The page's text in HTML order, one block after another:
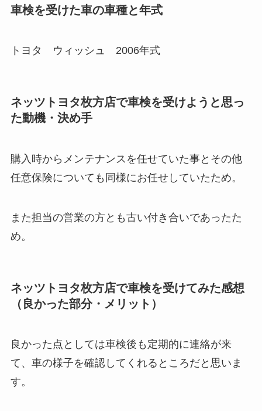
車検を受けた車の車種と年式
トヨタ ウィッシュ 2006年式
ネッツトヨタ枚方店で車検を受けようと思っ
た動機・決め手
購入時からメンテナンスを任せていた事とその他
任意保険についても同様にお任せしていたため。
また担当の営業の方とも古い付き合いであったた
め。
ネッツトヨタ枚方店で車検を受けてみた感想
（良かった部分・メリット）
良かった点としては車検後も定期的に連絡が来
て、車の様子を確認してくれるところだと思いま
す。